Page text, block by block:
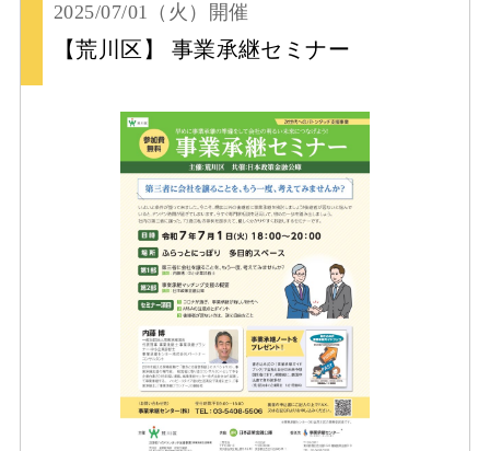
2025/07/01 （火） 開催
【荒川区】 事業承継セミナー